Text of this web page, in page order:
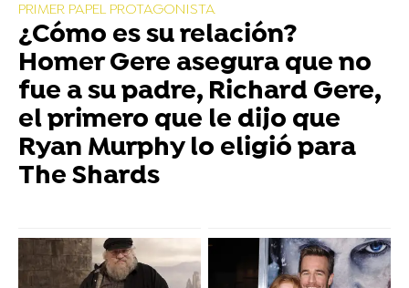
PRIMER PAPEL PROTAGONISTA
¿Cómo es su relación?
Homer Gere asegura que no
fue a su padre, Richard Gere,
el primero que le dijo que
Ryan Murphy lo eligió para
The Shards